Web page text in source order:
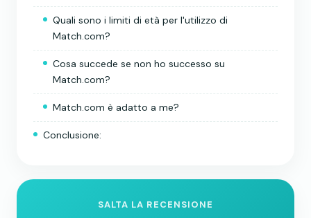
Quali sono i limiti di età per l'utilizzo di
Match.com?
Cosa succede se non ho successo su
Match.com?
Match.com è adatto a me?
Conclusione:
SALTA LA RECENSIONE